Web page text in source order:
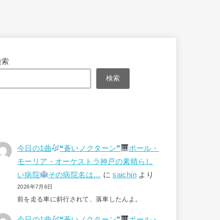
索
検索
今日の1曲 ❝蒼いノクターン❞
ポール・
モーリア・オーケストラ神戸の素晴らし
い病院
その病院名は… にsaichinより
2026年7月6日
前を走る車に斜行されて、落車したんよ。